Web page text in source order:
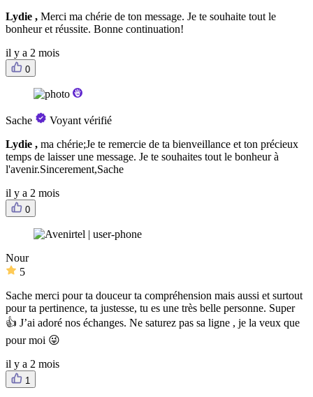
Lydie , Merci ma chérie de ton message. Je te souhaite tout le
bonheur et réussite. Bonne continuation!
il y a 2 mois
0
Sache
Voyant vérifié
Lydie , ma chérie;Je te remercie de ta bienveillance et ton précieux
temps de laisser une message. Je te souhaites tout le bonheur à
l'avenir.Sincerement,Sache
il y a 2 mois
0
Nour
5
Sache merci pour ta douceur ta compréhension mais aussi et surtout
pour ta pertinence, ta justesse, tu es une très belle personne. Super
👍 J’ai adoré nos échanges. Ne saturez pas sa ligne , je la veux que
pour moi 😜
il y a 2 mois
1